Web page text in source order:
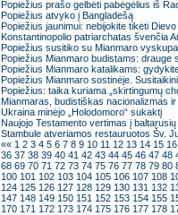
Popiežius prašo gelbėti pabėgėlius iš
Popiežius atvyko į Bangladešą
Popiežius jaunimui: nebijokite tikėti
Konstantinopolio patriarchatas švenčia
Popiežius susitiko su Mianmaro
Popiežius Mianmaro budistams:
Popiežius Mianmaro katalikams:
Popiežius Mianmaro sostinėje.
Popiežius: taika kuriama „skirtingumų
Mianmaras, budistiškas nacionalizmas
Ukraina minėjo „Holodomoro“ sukaktį
Naujojo Testamento vertimas į
Stambule atveriamos restauruotos Šv.
«« 1 2 3 4 5 6 7 8 9 10 11 12 13 14 15
36 37 38 39 40 41 42 43 44 45 46 47 48
68 69 70 71 72 73 74 75 76 77 78 79 80
100 101 102 103 104 105 106 107 108
124 125 126 127 128 129 130 131 132
147 148 149 150 151 152 153 154 155
170 171 172 173 174 175 176 177 178